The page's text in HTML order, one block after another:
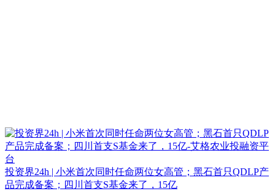
投资界24h | 小米首次同时任命两位女高管；黑石首只QDLP产
品完成备案；四川首支S基金来了，15亿